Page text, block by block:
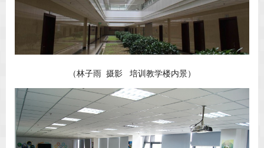
（林子雨 摄影 培训教学楼内景）